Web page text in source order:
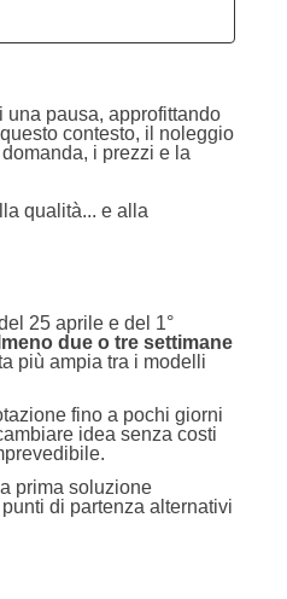
una pausa, approfittando
contesto, il noleggio
i prezzi e la
qualità... e alla
25 aprile e del 1°
due o tre settimane
più ampia tra i modelli
fino a pochi giorni
idea senza costi
prima soluzione
di partenza alternativi